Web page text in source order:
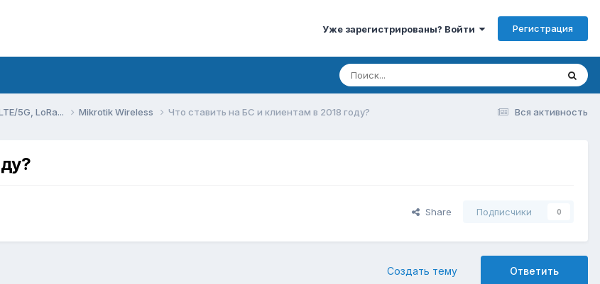
Уже зарегистрированы? Войти Регистрация
Вся активность
5G, LoRa... Mikrotik Wireless Что ставить на БС и клиентам в 2018 году?
Share Подписчики 0
Ответить
Создать тему